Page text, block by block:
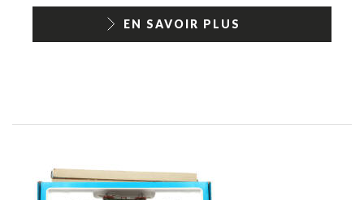
EN SAVOIR PLUS